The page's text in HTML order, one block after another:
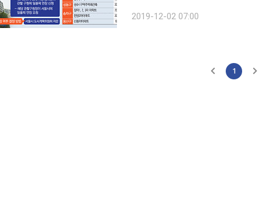
구역 모두 일몰제 연장을 놓고 갈등이
2019-12-02 07:00
1